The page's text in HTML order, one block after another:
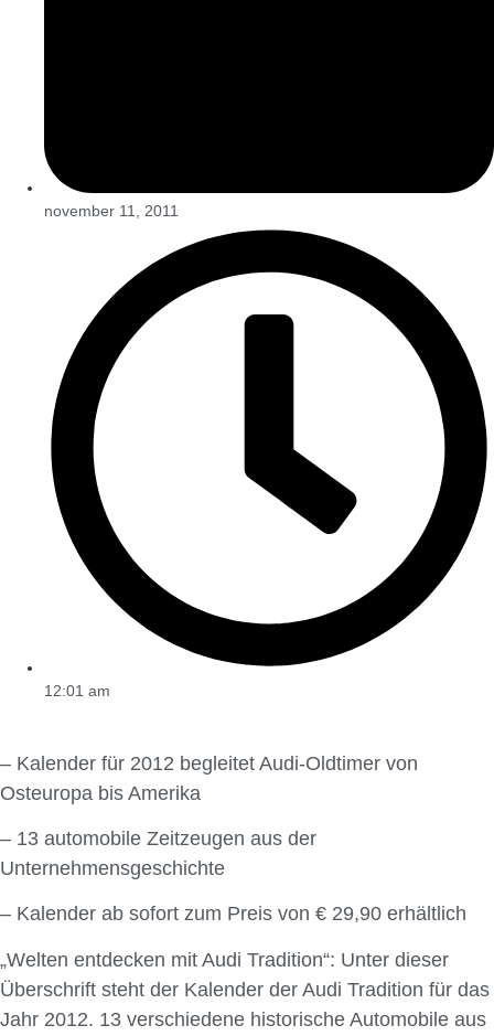
november 11, 2011
12:01 am
– Kalender für 2012 begleitet Audi-Oldtimer von
Osteuropa bis Amerika
– 13 automobile Zeitzeugen aus der
Unternehmensgeschichte
– Kalender ab sofort zum Preis von € 29,90 erhältlich
„Welten entdecken mit Audi Tradition“: Unter dieser
Überschrift steht der Kalender der Audi Tradition für das
Jahr 2012. 13 verschiedene historische Automobile aus